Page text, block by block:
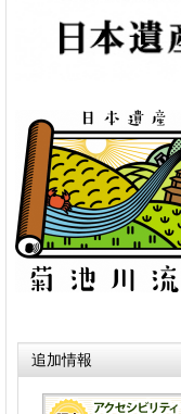
追加情報